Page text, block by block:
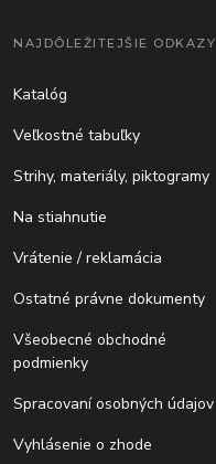
NAJDÔLEŽITEJŠIE ODKAZY
Katalóg
Veľkostné tabuľky
Strihy, materiály, piktogramy
Na stiahnutie
Vrátenie / reklamácia
Ostatné právne dokumenty
Všeobecné obchodné
podmienky
Spracovaní osobných údajov
Vyhlásenie o zhode